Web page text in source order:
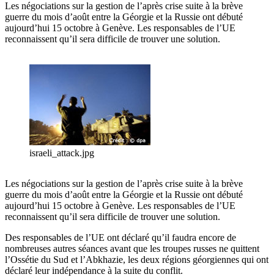
Les négociations sur la gestion de l’après crise suite à la brève
guerre du mois d’août entre la Géorgie et la Russie ont débuté
aujourd’hui 15 octobre à Genève. Les responsables de l’UE
reconnaissent qu’il sera difficile de trouver une solution.
israeli_attack.jpg
Les négociations sur la gestion de l’après crise suite à la brève
guerre du mois d’août entre la Géorgie et la Russie ont débuté
aujourd’hui 15 octobre à Genève. Les responsables de l’UE
reconnaissent qu’il sera difficile de trouver une solution.
Des responsables de l’UE ont déclaré qu’il faudra encore de
nombreuses autres séances avant que les troupes russes ne quittent
l’Ossétie du Sud et l’Abkhazie, les deux régions géorgiennes qui ont
déclaré leur indépendance à la suite du conflit.